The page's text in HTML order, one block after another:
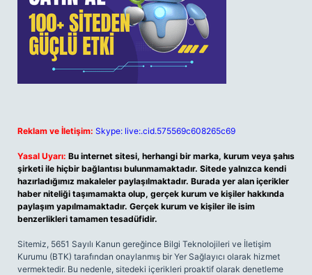
Reklam ve İletişim: Skype: live:.cid.575569c608265c69
Yasal Uyarı: Bu internet sitesi, herhangi bir marka, kurum veya şahıs
şirketi ile hiçbir bağlantısı bulunmamaktadır. Sitede yalnızca kendi
hazırladığımız makaleler paylaşılmaktadır. Burada yer alan içerikler
haber niteliği taşımamakta olup, gerçek kurum ve kişiler hakkında
paylaşım yapılmamaktadır. Gerçek kurum ve kişiler ile isim
benzerlikleri tamamen tesadüfidir.
Sitemiz, 5651 Sayılı Kanun gereğince Bilgi Teknolojileri ve İletişim
Kurumu (BTK) tarafından onaylanmış bir Yer Sağlayıcı olarak hizmet
vermektedir. Bu nedenle, sitedeki içerikleri proaktif olarak denetleme